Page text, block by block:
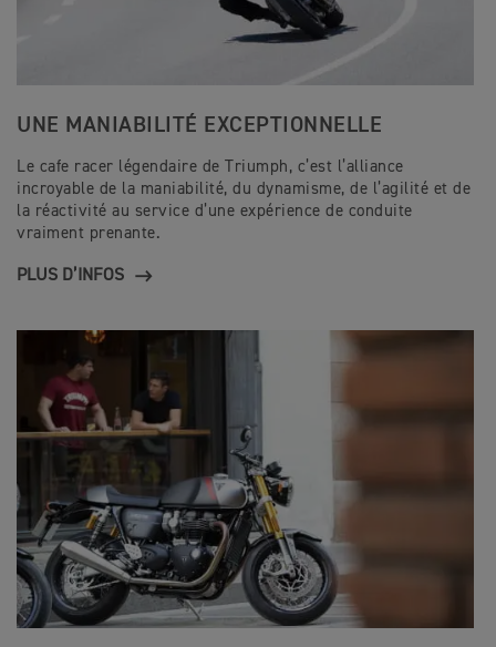
UNE MANIABILITÉ EXCEPTIONNELLE
Le cafe racer légendaire de Triumph, c’est l’alliance
incroyable de la maniabilité, du dynamisme, de l’agilité et de
la réactivité au service d’une expérience de conduite
vraiment prenante.
PLUS D’INFOS